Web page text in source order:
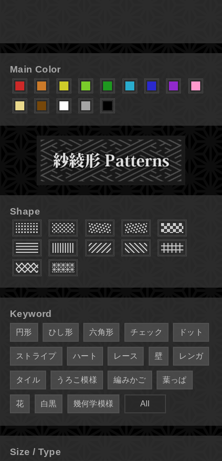
Main Color
Shape
Keyword
円形 ひし形 六角形 チェック ドット
ストライプ ハート レース 壁 レンガ
タイル うろこ模様 編みかご 葉っぱ
花 白黒 幾何学模様 All
Size / Type